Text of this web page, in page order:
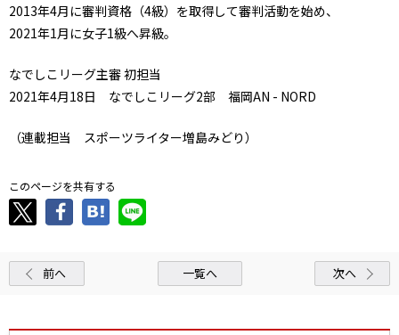
2013年4月に審判資格（4級）を取得して審判活動を始め、
2021年1月に女子1級へ昇級。
なでしこリーグ主審 初担当
2021年4月18日 なでしこリーグ2部 福岡AN - NORD
（連載担当 スポーツライター増島みどり）
このページを共有する
前へ 一覧へ 次へ